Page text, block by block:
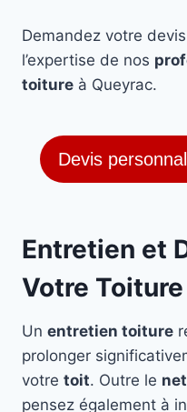
Demandez votre
l’expertise de nos
toiture à Queyrac.
Devis
Entretien et
Votre Toiture
Un entretien toiture
prolonger
votre toit. Outre le
pensez également à